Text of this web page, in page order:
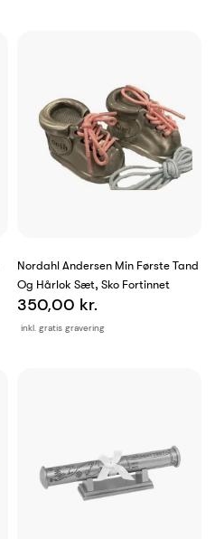
Nordahl Andersen Min Første Tand
Og Hårlok Sæt, Sko Fortinnet
inkl. gratis gravering
350,00 kr.